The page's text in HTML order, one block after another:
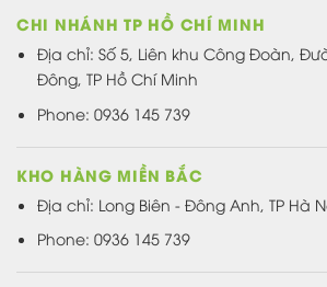
CHI NHÁNH TP HỒ CHÍ MINH
Địa chỉ: Số 5, Liên khu Công Đoàn,
Đông, TP Hồ Chí Minh
Phone: 0936 145 739
KHO HÀNG MIỀN BẮC
Địa chỉ: Long Biên - Đông Anh, TP Hà
Phone: 0936 145 739